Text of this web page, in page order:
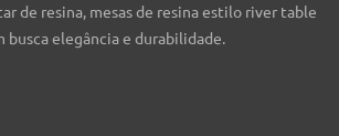
de resina, mesas de resina estilo river table
busca elegância e durabilidade.